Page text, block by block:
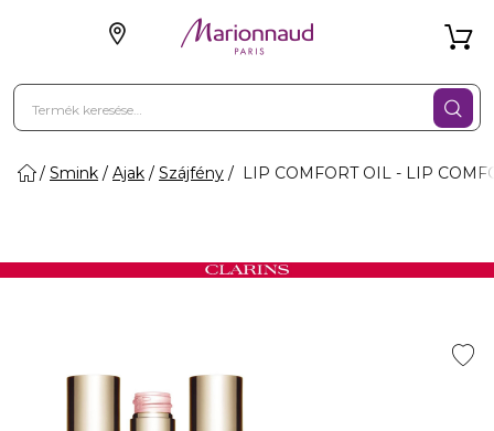
Smink Ajak Szájfény LIP COMFORT OIL - LIP